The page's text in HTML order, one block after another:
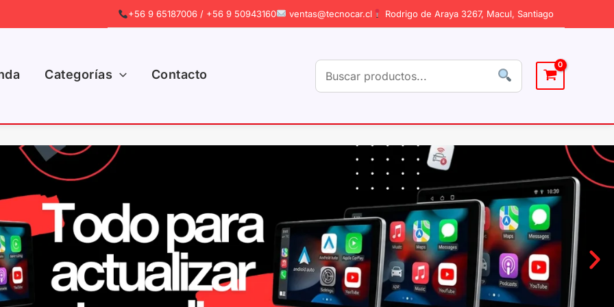
+56 9 65187006 / +56 9 50943160 ventas@tecnocar.cl Rodrigo de Araya 3267, Macul, Santiago
Categorías Contacto